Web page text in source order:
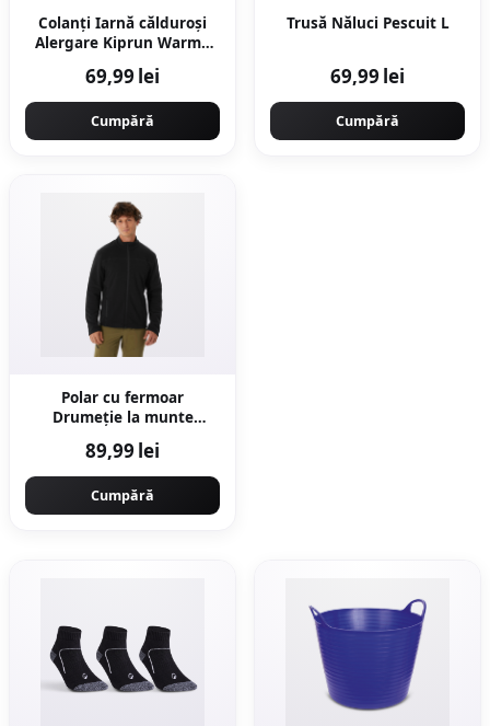
Colanți Iarnă călduroși
Alergare Kiprun Warm+
69,99 lei
Cumpără
Trusă Năluci Pescuit L
69,99 lei
Cumpără
Polar cu fermoar
Drumeție la munte
89,99 lei
Cumpără